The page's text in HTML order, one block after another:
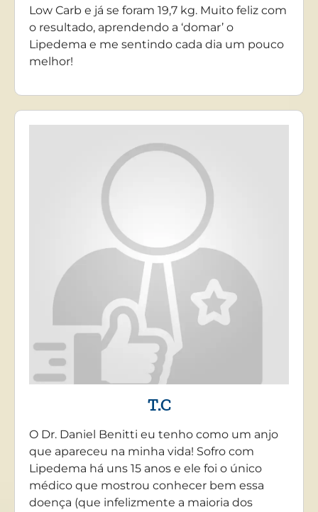
Low Carb e já se foram 19,7 kg. Muito feliz com
o resultado, aprendendo a ‘domar’ o
Lipedema e me sentindo cada dia um pouco
melhor!
T.C
O Dr. Daniel Benitti eu tenho como um anjo
que apareceu na minha vida! Sofro com
Lipedema há uns 15 anos e ele foi o único
médico que mostrou conhecer bem essa
doença (que infelizmente a maioria dos